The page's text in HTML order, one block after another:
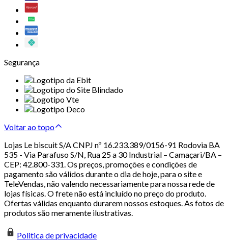
Segurança
Voltar ao topo
Lojas Le biscuit S/A CNPJ nº 16.233.389/0156-91 Rodovia BA
535 - Via Parafuso S/N, Rua 25 a 30 Industrial – Camaçari/BA –
CEP: 42.800-331. Os preços, promoções e condições de
pagamento são válidos durante o dia de hoje, para o site e
TeleVendas, não valendo necessariamente para nossa rede de
lojas físicas. O frete não está incluído no preço do produto.
Ofertas válidas enquanto durarem nossos estoques. As fotos de
produtos são meramente ilustrativas.
Politica de privacidade